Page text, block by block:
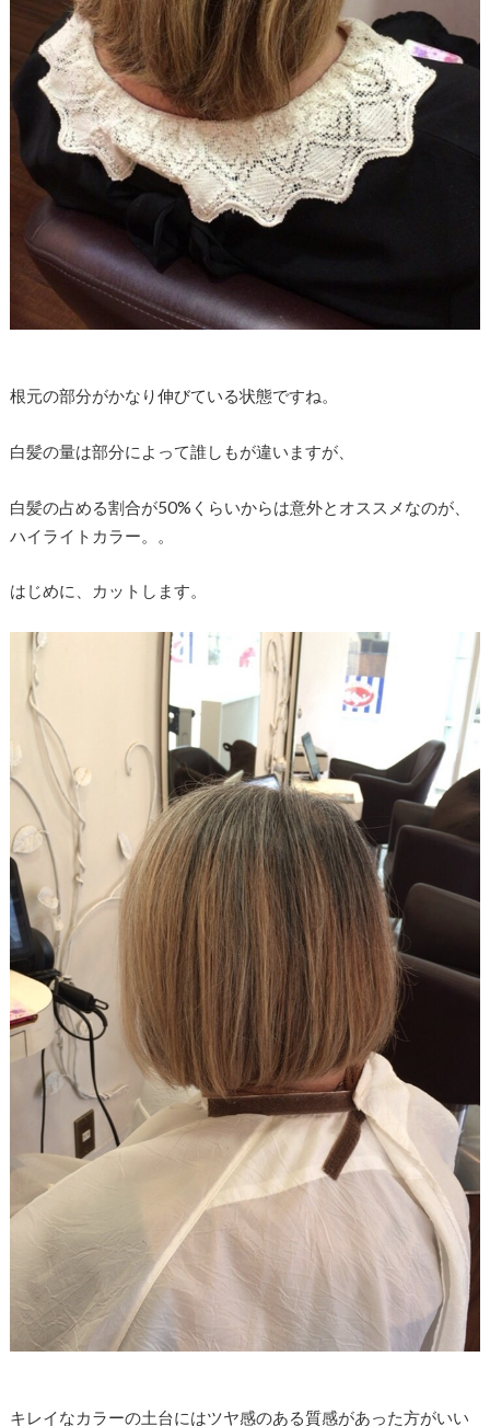
根元の部分がかなり伸びている状態ですね。
白髪の量は部分によって誰しもが違いますが、
白髪の占める割合が50%くらいからは意外とオススメなのが、
ハイライトカラー。。
はじめに、カットします。
キレイなカラーの土台にはツヤ感のある質感があった方がいい